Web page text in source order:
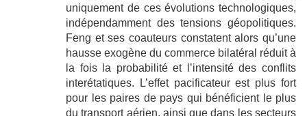
uniquement de ces évolutions technologiques,
indépendamment des tensions géopolitiques.
Feng et ses coauteurs constatent alors qu’une
hausse exogène du commerce bilatéral réduit à
la fois la probabilité et l’intensité des conflits
interétatiques. L’effet pacificateur est plus fort
pour les paires de pays qui bénéficient le plus
du transport aérien, ainsi que dans les secteurs